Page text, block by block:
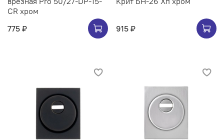
CR хром
775 ₽
915 ₽